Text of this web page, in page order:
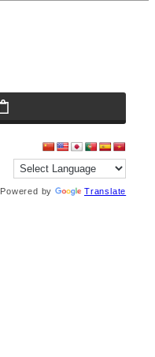
Powered by Translate